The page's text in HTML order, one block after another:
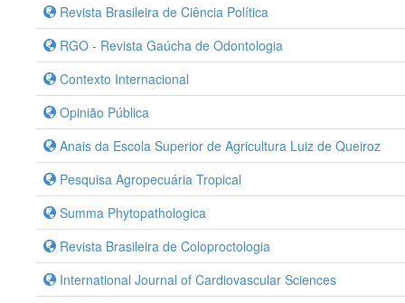
Revista Brasileira de Ciência Política
RGO - Revista Gaúcha de Odontologia
Contexto Internacional
Opinião Pública
Anais da Escola Superior de Agricultura Luiz de Queiroz
Pesquisa Agropecuária Tropical
Summa Phytopathologica
Revista Brasileira de Coloproctologia
International Journal of Cardiovascular Sciences